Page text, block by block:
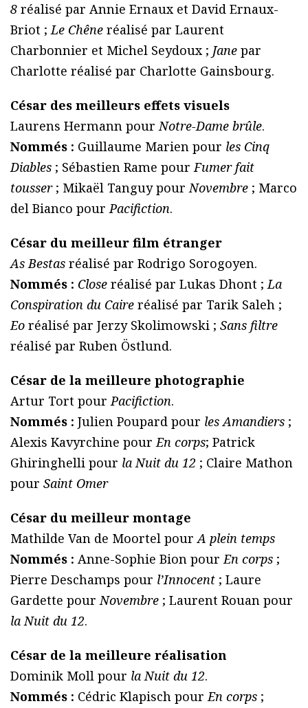
8 réalisé par Annie Ernaux et David Ernaux-
Briot ;Le Chêne réalisé par Laurent
Charbonnier et Michel Seydoux ; Jane par
Charlotte réalisé par Charlotte Gainsbourg.
César des meilleurs effets visuels
Laurens Hermann pourNotre-Dame brûle.
Nommés : Guillaume Marien pour les Cinq
Diables ; Sébastien Rame pourFumer fait
tousser; Mikaël Tanguy pourNovembre ; Marco
del Bianco pourPacifiction.
César du meilleur film étranger
As Bestas réalisé par Rodrigo Sorogoyen.
Nommés : Close réalisé par Lukas Dhont ;La
Conspiration du Caire réalisé par Tarik Saleh ;
Eo réalisé par Jerzy Skolimowski ; Sans filtre
réalisé par Ruben Östlund.
César de la meilleure photographie
Artur Tort pourPacifiction.
Nommés : Julien Poupard pour les Amandiers ;
Alexis Kavyrchine pourEn corps; Patrick
Ghiringhelli pour la Nuit du 12 ; Claire Mathon
pour Saint Omer
César du meilleur montage
Mathilde Van de Moortel pourA plein temps
Nommés : Anne-Sophie Bion pourEn corps ;
Pierre Deschamps pour l’Innocent ; Laure
Gardette pourNovembre ; Laurent Rouan pour
la Nuit du 12.
César de la meilleure réalisation
Dominik Moll pour la Nuit du 12.
Nommés : Cédric Klapisch pourEn corps ;